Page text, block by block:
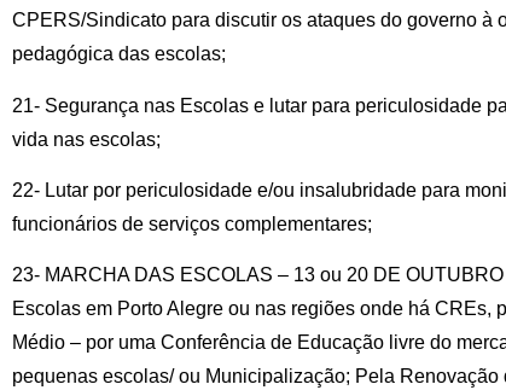
CPERS/Sindicato para discutir os ataques do governo à
pedagógica das escolas;
21- Segurança nas Escolas e lutar para periculosidade
vida nas escolas;
22- Lutar por periculosidade e/ou insalubridade para
funcionários de serviços complementares;
23- MARCHA DAS ESCOLAS – 13 ou 20 DE
Escolas em Porto Alegre ou nas regiões onde há CREs,
Médio – por uma Conferência de Educação livre do
pequenas escolas/ ou Municipalização; Pela